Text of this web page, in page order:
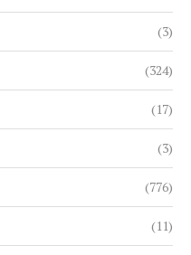
(3)
(324)
(17)
(3)
(776)
(11)